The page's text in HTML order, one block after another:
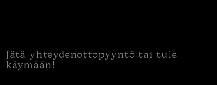
Jätä yhteydenottopyyntö tai tule
käymään!